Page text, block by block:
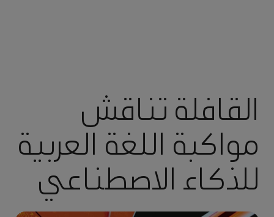
القافلة تناقش
مواكبة اللغة العربية
للذكاء الاصطناعي